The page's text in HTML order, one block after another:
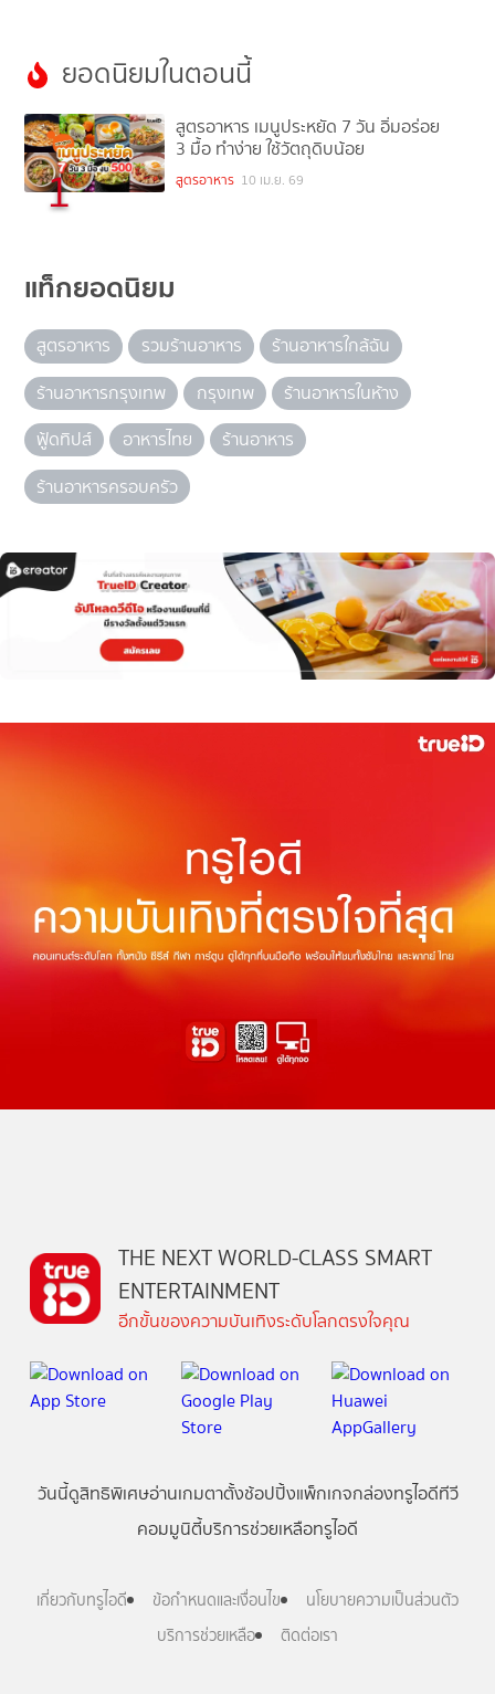
ยอดนิยมในตอนนี้
1
สูตรอาหาร เมนูประหยัด 7 วัน อิ่มอร่อย
3 มื้อ ทำง่าย ใช้วัตถุดิบน้อย
สูตรอาหาร 10 เม.ย. 69
แท็กยอดนิยม
สูตรอาหาร รวมร้านอาหาร
ร้านอาหารใกล้ฉัน
ร้านอาหารกรุงเทพ
กรุงเทพ
ร้านอาหารในห้าง
ฟู้ดทิปส์
อาหารไทย
ร้านอาหาร
ร้านอาหารครอบครัว
THE NEXT WORLD-CLASS SMART
ENTERTAINMENT
อีกขั้นของความบันเทิงระดับโลกตรงใจคุณ
วันนี้ดูสิทธิพิเศษอ่านเกมตาตั้งช้อปปิ้งแพ็กเกจกล่องทรูไอดีทีวี
คอมมูนิตี้บริการช่วยเหลือทรูไอดี
เกี่ยวกับทรูไอดี ข้อกำหนดและเงื่อนไข
นโยบายความเป็นส่วนตัว
บริการช่วยเหลือ
ติดต่อเรา